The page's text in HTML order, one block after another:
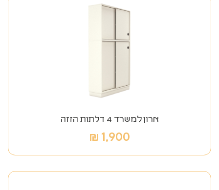
ארון למשרד 4 דלתות הזזה
1,900
₪